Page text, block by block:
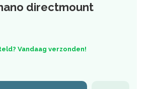
directmount
Vandaag verzonden!